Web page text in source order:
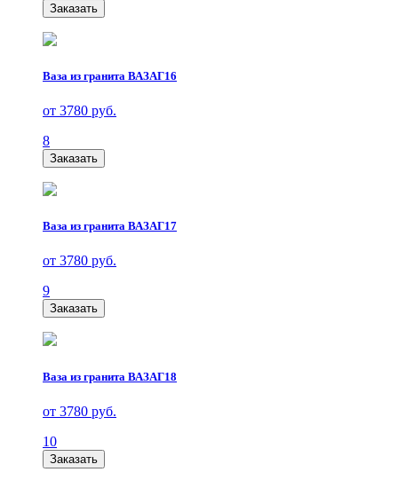
Заказать
Ваза из гранита ВАЗАГ16
от 3780 руб.
8
Заказать
Ваза из гранита ВАЗАГ17
от 3780 руб.
9
Заказать
Ваза из гранита ВАЗАГ18
от 3780 руб.
10
Заказать